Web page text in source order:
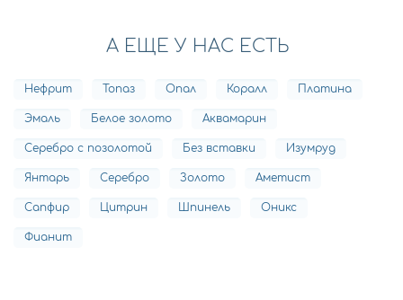
А ЕЩЕ У НАС ЕСТЬ
Нефрит Топаз Опал Коралл Платина
Эмаль Белое золото Аквамарин
Серебро с позолотой Без вставки Изумруд
Янтарь Серебро Золото Аметист
Сапфир Цитрин Шпинель Оникс
Фианит